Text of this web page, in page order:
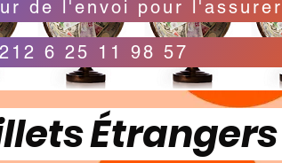
6 25 11 98 57